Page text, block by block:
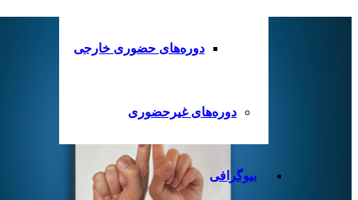
دوره‌های حضوری خارجی
دوره‌های غیرحضوری
بیوگرافی